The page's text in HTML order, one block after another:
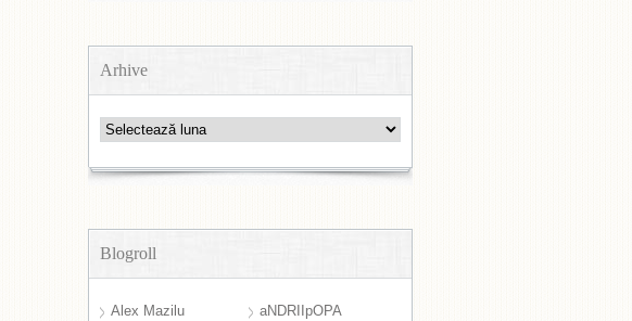
Arhive
Arhive
Blogroll
Alex Mazilu
aNDRIIpOPA